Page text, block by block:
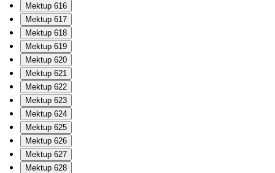
Mektup 616
Mektup 617
Mektup 618
Mektup 619
Mektup 620
Mektup 621
Mektup 622
Mektup 623
Mektup 624
Mektup 625
Mektup 626
Mektup 627
Mektup 628